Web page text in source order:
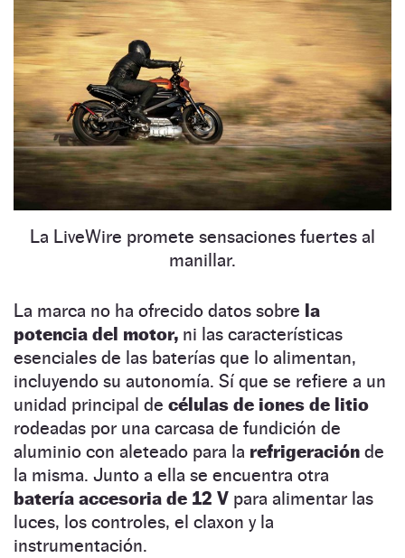
La LiveWire promete sensaciones fuertes al
manillar.
La marca no ha ofrecido datos sobre la
potencia del motor, ni las características
esenciales de las baterías que lo alimentan,
incluyendo su autonomía. Sí que se refiere a un
unidad principal de células de iones de litio
rodeadas por una carcasa de fundición de
aluminio con aleteado para la refrigeración de
la misma. Junto a ella se encuentra otra
batería accesoria de 12 V para alimentar las
luces, los controles, el claxon y la
instrumentación.